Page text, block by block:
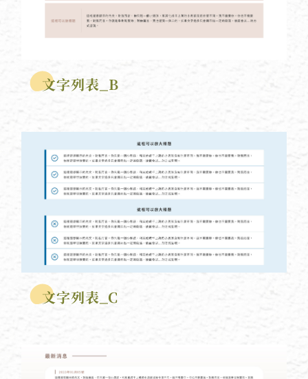
文字列表_B
文字列表_C